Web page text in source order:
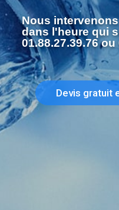
Devis gratuit
Nous
dans l'heure qui
01.88.27.39.76 ou